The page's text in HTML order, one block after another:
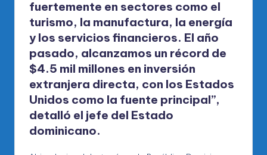
fuertemente en sectores como el
turismo, la manufactura, la energía
y los servicios financieros. El año
pasado, alcanzamos un récord de
$4.5 mil millones en inversión
extranjera directa, con los Estados
Unidos como la fuente principal”,
detalló el jefe del Estado
dominicano.